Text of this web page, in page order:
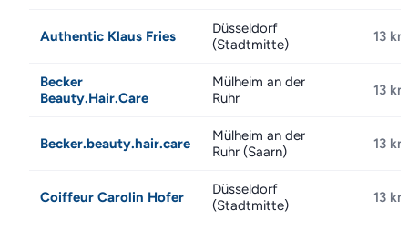
Authentic Klaus Fries
Düsseldorf
(Stadtmitte)
13 km
Becker
Beauty.Hair.Care
Mülheim an der
Ruhr
13 km
Becker.beauty.hair.care
Mülheim an der
Ruhr (Saarn)
13 km
Coiffeur Carolin Hofer
Düsseldorf
(Stadtmitte)
13 km